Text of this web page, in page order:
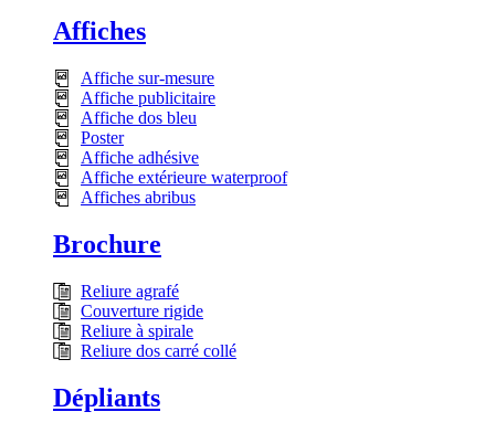
Affiches
Affiche sur-mesure
Affiche publicitaire
Affiche dos bleu
Poster
Affiche adhésive
Affiche extérieure waterproof
Affiches abribus
Brochure
Reliure agrafé
Couverture rigide
Reliure à spirale
Reliure dos carré collé
Dépliants